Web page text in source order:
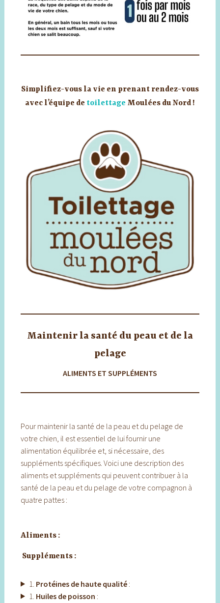
Simplifiez-vous la vie en prenant rendez-vous
avec l’équipe de toilettage Moulées du Nord !
Maintenir la santé du peau et de la
pelage
ALIMENTS ET SUPPLÉMENTS
Pour maintenir la santé de la peau et du pelage de
votre chien, il est essentiel de lui fournir une
alimentation équilibrée et, si nécessaire, des
suppléments spécifiques. Voici une description des
aliments et suppléments qui peuvent contribuer à la
santé de la peau et du pelage de votre compagnon à
quatre pattes :
Aliments :
Suppléments :
1. Protéines de haute qualité:
1. Huiles de poisson :